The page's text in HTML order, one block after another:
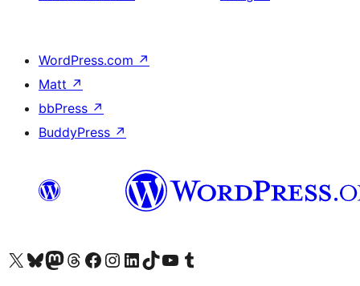
WordPress.com ↗
Matt ↗
bbPress ↗
BuddyPress ↗
Visit our X (formerly Twitter) account
Apsilankykite mūsų Bluesky paskyroje
Visit our Mastodon account
Apsilankykite mūsų Threads paskyroje
Visit our Facebook page
Visit our Instagram account
Visit our LinkedIn account
Apsilankykite mūsų TikTok paskyroje
Visit our YouTube channel
Apsilankykite mūsų Tumblr paskyroje